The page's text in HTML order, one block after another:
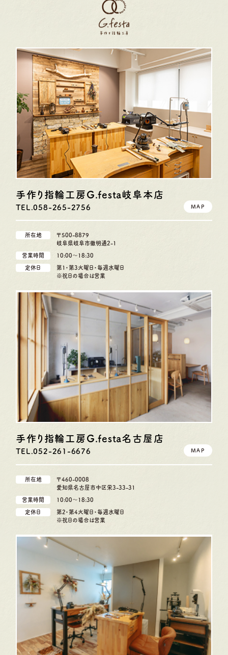
手作り指輪工房G.festa岐阜本店
TEL.058-265-2756 MAP
所在地
〒500-8879
岐阜県岐阜市徹明通2-1
営業時間 10:00〜18:30
定休日
第1・第3火曜日・毎週水曜日
※祝日の場合は営業
手作り指輪工房G.festa名古屋店
TEL.052-261-6676 MAP
所在地
〒460-0008
愛知県名古屋市中区栄3-33-31
営業時間 10:00〜18:30
定休日
第2・第4火曜日・毎週水曜日
※祝日の場合は営業